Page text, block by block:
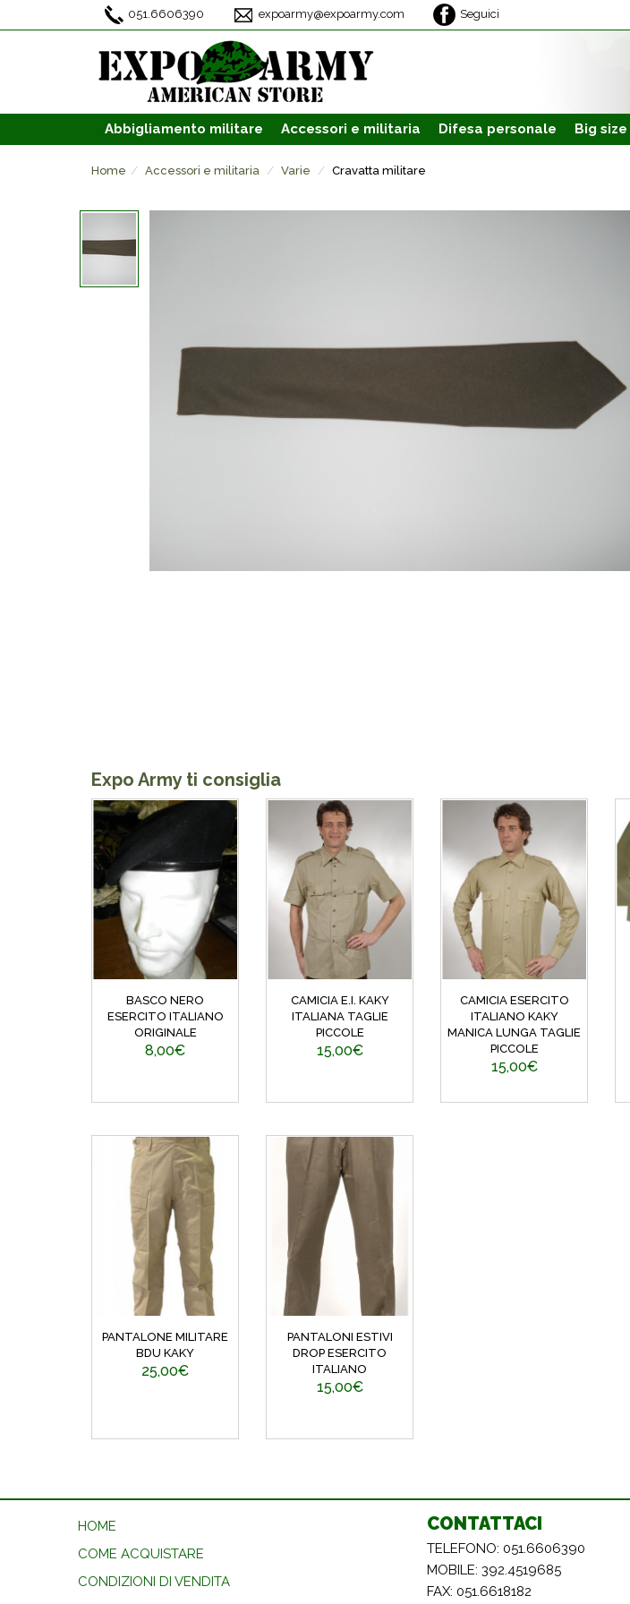
051.6606390 expoarmy@expoarmy.com Seguici
Abbigliamento militare Accessori e militaria Difesa personale Big size
Home Accessori e militaria Varie Cravatta militare
Expo Army ti consiglia
BASCO NERO
ESERCITO ITALIANO
ORIGINALE
8,00€
CAMICIA E.I. KAKY
ITALIANA TAGLIE
PICCOLE
15,00€
CAMICIA ESERCITO
ITALIANO KAKY
MANICA LUNGA TAGLIE
PICCOLE
15,00€
PANTALONE MILITARE
BDU KAKY
25,00€
PANTALONI ESTIVI
DROP ESERCITO
ITALIANO
15,00€
HOME
COME ACQUISTARE
CONDIZIONI DI VENDITA
CONTATTACI
TELEFONO: 051.6606390
MOBILE: 392.4519685
FAX: 051.6618182